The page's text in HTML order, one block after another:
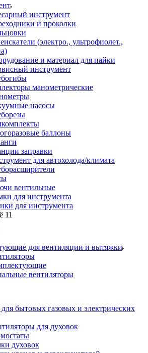
инструмент
и проколки
(электро., ультрофиолет.,
и материал для пайки
инструмент
манометрические
насосы
баллоны
заправки
для автохолода/климата
вентильные
для инструмента
для инструмента
11
для вентиляции и вытяжки
вентиляторы
для бытовых газовых и электрических
для духовок
духовок